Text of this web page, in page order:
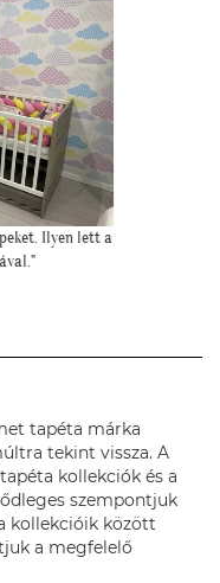
Ilyen lett a
tapéta márka
tekint vissza. A
kollekciók és a
szempontjuk
kollekcióik között
a megfelelő